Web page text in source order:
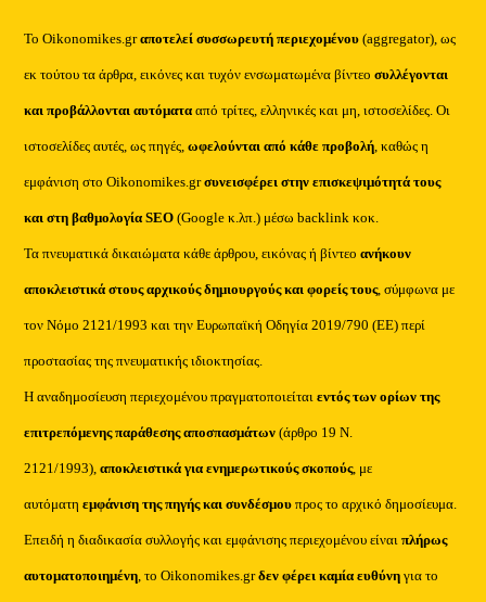
Το Oikonomikes.grαποτελεί συσσωρευτή περιεχομένου (aggregator), ως
εκ τούτου τα άρθρα, εικόνες και τυχόν ενσωματωμένα βίντεοσυλλέγονται
και προβάλλονται αυτόματααπό τρίτες, ελληνικές και μη, ιστοσελίδες. Οι
ιστοσελίδες αυτές, ως πηγές,ωφελούνται από κάθε προβολή, καθώς η
εμφάνιση στο Oikonomikes.grσυνεισφέρει στην επισκεψιμότητά τους
και στη βαθμολογία SEO (Google κ.λπ.) μέσω backlink κοκ.
Τα πνευματικά δικαιώματα κάθε άρθρου, εικόνας ή βίντεοανήκουν
αποκλειστικά στους αρχικούς δημιουργούς και φορείς τους, σύμφωνα με
τον Νόμο 2121/1993 και την Ευρωπαϊκή Οδηγία 2019/790 (ΕΕ) περί
προστασίας της πνευματικής ιδιοκτησίας.
Η αναδημοσίευση περιεχομένου πραγματοποιείταιεντός των ορίων της
επιτρεπόμενης παράθεσης αποσπασμάτων (άρθρο 19 Ν.
2121/1993), αποκλειστικά για ενημερωτικούς σκοπούς, με
αυτόματηεμφάνιση της πηγής και συνδέσμου προς το αρχικό δημοσίευμα.
Επειδή η διαδικασία συλλογής και εμφάνισης περιεχομένου είναιπλήρως
αυτοματοποιημένη, το Oikonomikes.grδεν φέρει καμία ευθύνη για το